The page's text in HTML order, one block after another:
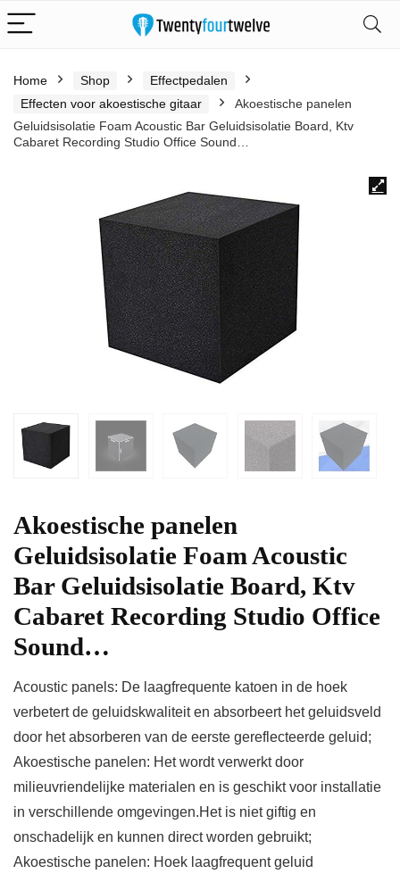
Home Shop
Effectpedalen
Effecten voor akoestische gitaar
Akoestische panelen
Geluidsisolatie Foam Acoustic Bar Geluidsisolatie Board, Ktv
Cabaret Recording Studio Office Sound…
Akoestische panelen
Geluidsisolatie Foam Acoustic
Bar Geluidsisolatie Board, Ktv
Cabaret Recording Studio Office
Sound…
Acoustic panels: De laagfrequente katoen in de hoek
verbetert de geluidskwaliteit en absorbeert het geluidsveld
door het absorberen van de eerste gereflecteerde geluid;
Akoestische panelen: Het wordt verwerkt door
milieuvriendelijke materialen en is geschikt voor installatie
in verschillende omgevingen.Het is niet giftig en
onschadelijk en kunnen direct worden gebruikt;
Akoestische panelen: Hoek laagfrequent geluid